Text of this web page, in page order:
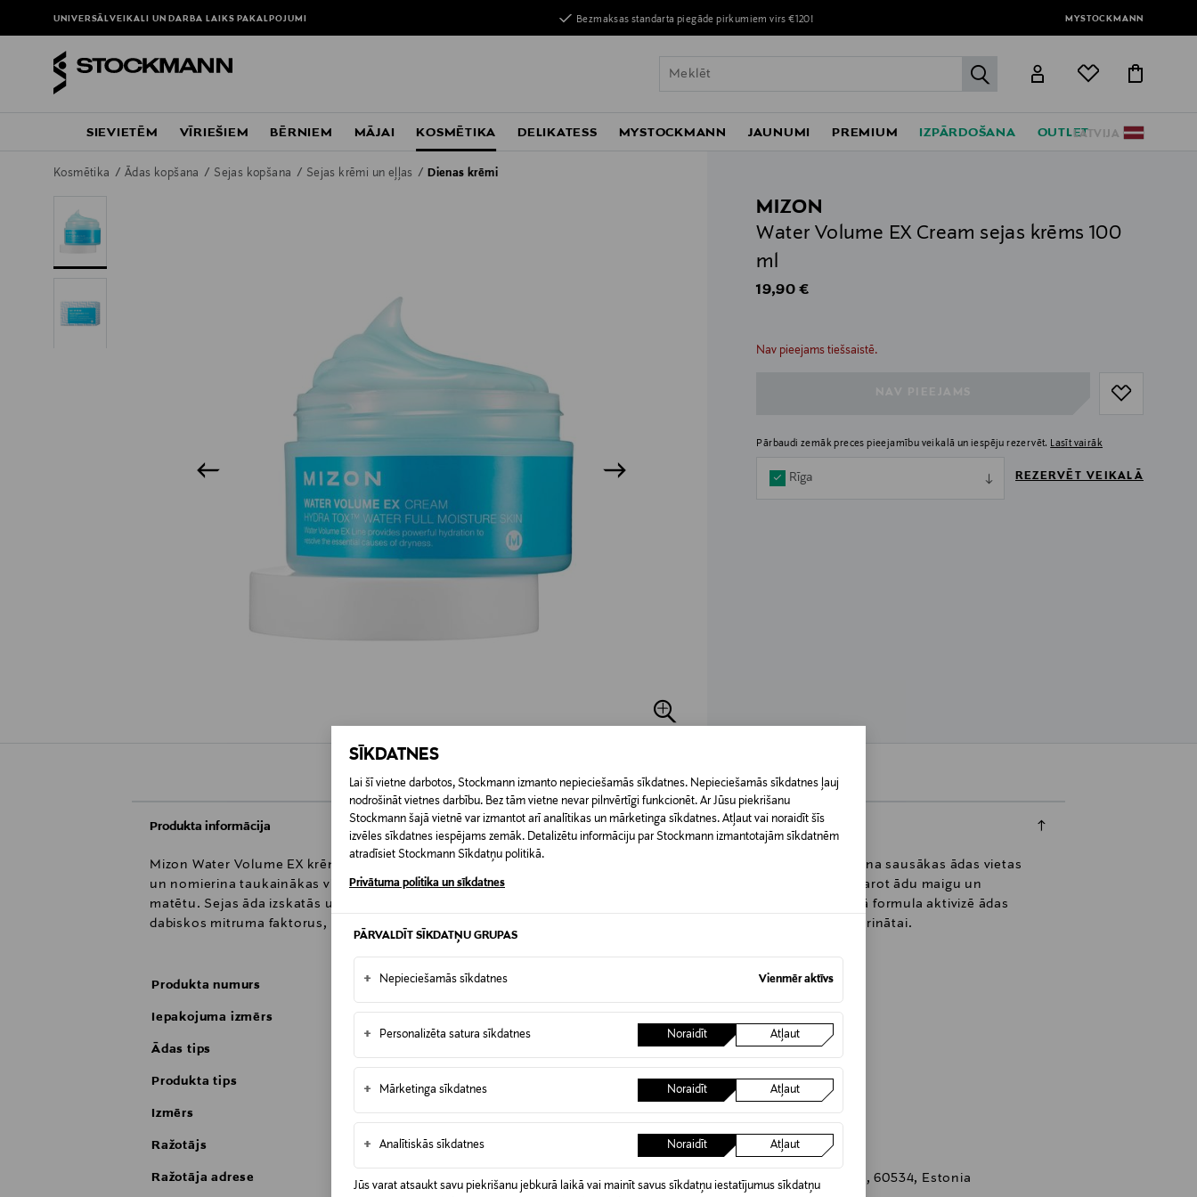
SĪKDATNES
Lai šī vietne darbotos, Stockmann izmanto nepieciešamās sīkdatnes. Nepieciešamās sīkdatnes ļauj
nodrošināt vietnes darbību. Bez tām vietne nevar pilnvērtīgi funkcionēt. Ar Jūsu piekrišanu
Stockmann šajā vietnē var izmantot arī analītikas un mārketinga sīkdatnes. Atļaut vai noraidīt šīs
izvēles sīkdatnes iespējams zemāk. Detalizētu informāciju par Stockmann izmantotajām sīkdatnēm
atradīsiet Stockmann Sīkdatņu politikā.
Privātuma politika un sīkdatnes
PĀRVALDĪT SĪKDATŅU GRUPAS
+ Nepieciešamās sīkdatnes Vienmēr aktīvs
+ Personalizēta satura sīkdatnes Noraidīt Atļaut
+ Mārketinga sīkdatnes Noraidīt Atļaut
+ Analītiskās sīkdatnes Noraidīt Atļaut
Jūs varat atsaukt savu piekrišanu jebkurā laikā vai mainīt savus sīkdatņu iestatījumus sīkdatņu
UNIVERSĀLVEIKALI UN DARBA LAIKSPAKALPOJUMI Bezmaksas standarta piegāde pirkumiem virs €120! MYSTOCKMANN
label.header.go
LATVIJA
SIEVIETĒM VĪRIEŠIEM BĒRNIEM MĀJAI KOSMĒTIKA DELIKATESS MYSTOCKMANN JAUNUMI PREMIUM IZPĀRDOŠANA OUTLET
Kosmētika Ādas kopšana Sejas kopšana Sejas krēmi un eļļas Dienas krēmi
MIZON
Water Volume EX Cream sejas krēms 100
ml
Original Price
19,90 €
Nav pieejams tiešsaistē.
null
Pārbaudi zemāk preces pieejamību veikalā un iespēju rezervēt. Lasīt vairāk
Rīga REZERVĒT VEIKALĀ
Produkta informācija
Mizon Water Volume EX krēms ir piemērots visiem ādas tipiem, īpaši kombinētai ādai. Svaigais sejas krēms mitrina sausākas ādas vietas
un nomierina taukainākas vietas. Vieglais un želejveidīgais sastāvs neatstāj seju taukainu, bet ātri iesūcas, padarot ādu maigu un
matētu. Sejas āda izskatās un jūtas zīdaināka. Sejas krēmā izmantota Hydra ToX™ tehnoloģija. Mizon izstrādātā formula aktivizē ādas
dabiskos mitruma faktorus, kas stiprina ādas spēju pasargāt sevi no ārējiem sausinošiem efektiem un palikt mitrinātai.
Produkta numurs
Iepakojuma izmērs
Ādas tips Normālai un kombinētai ādai
Produkta tips
Izmērs 100 ml
Ražotājs LENZER TRADE OÜ
Ražotāja adrese LENZER TRADE OÜ, Killustiku põik 5, Tartu, 60534, Estonia